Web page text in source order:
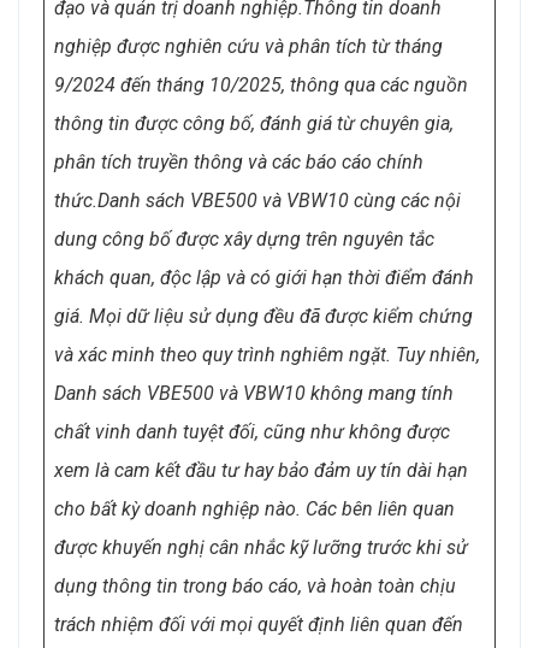
đạo và quản trị doanh nghiệp.Thông tin doanh
nghiệp được nghiên cứu và phân tích từ tháng
9/2024 đến tháng 10/2025, thông qua các nguồn
thông tin được công bố, đánh giá từ chuyên gia,
phân tích truyền thông và các báo cáo chính
thức.Danh sách VBE500 và VBW10 cùng các nội
dung công bố được xây dựng trên nguyên tắc
khách quan, độc lập và có giới hạn thời điểm đánh
giá. Mọi dữ liệu sử dụng đều đã được kiểm chứng
và xác minh theo quy trình nghiêm ngặt. Tuy nhiên,
Danh sách VBE500 và VBW10 không mang tính
chất vinh danh tuyệt đối, cũng như không được
xem là cam kết đầu tư hay bảo đảm uy tín dài hạn
cho bất kỳ doanh nghiệp nào. Các bên liên quan
được khuyến nghị cân nhắc kỹ lưỡng trước khi sử
dụng thông tin trong báo cáo, và hoàn toàn chịu
trách nhiệm đối với mọi quyết định liên quan đến